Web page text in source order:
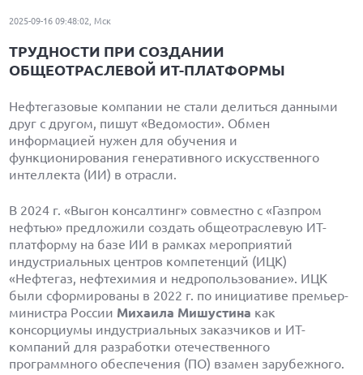
2025-09-16 09:48:02, Мск
ТРУДНОСТИ ПРИ СОЗДАНИИ
ОБЩЕОТРАСЛЕВОЙ ИТ-ПЛАТФОРМЫ
Нефтегазовые компании не стали делиться данными
друг с другом, пишут «Ведомости». Обмен
информацией нужен для обучения и
функционирования генеративного искусственного
интеллекта (ИИ) в отрасли.
В 2024 г. «Выгон консалтинг» совместно с «Газпром
нефтью» предложили создать общеотраслевую ИТ-
платформу на базе ИИ в рамках мероприятий
индустриальных центров компетенций (ИЦК)
«Нефтегаз, нефтехимия и недропользование». ИЦК
были сформированы в 2022 г. по инициативе премьер-
министра России Михаила Мишустина как
консорциумы индустриальных заказчиков и ИТ-
компаний для разработки отечественного
программного обеспечения (ПО) взамен зарубежного.